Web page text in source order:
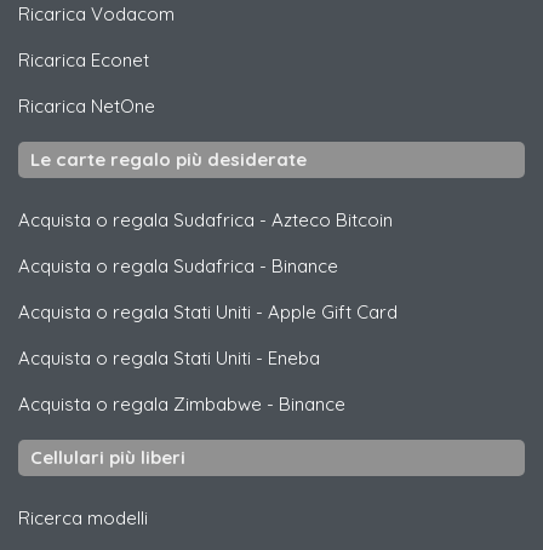
Ricarica Vodacom
Ricarica Econet
Ricarica NetOne
Le carte regalo più desiderate
Acquista o regala Sudafrica - Azteco Bitcoin
Acquista o regala Sudafrica - Binance
Acquista o regala Stati Uniti - Apple Gift Card
Acquista o regala Stati Uniti - Eneba
Acquista o regala Zimbabwe - Binance
Cellulari più liberi
Ricerca modelli